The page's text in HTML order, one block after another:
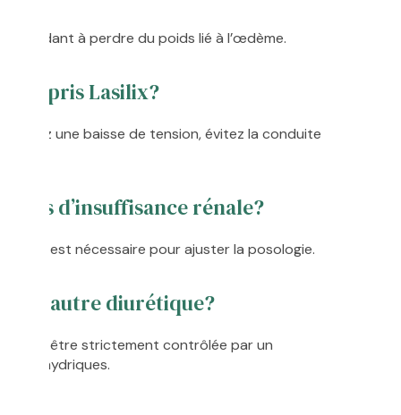
aidant à perdre du poids lié à l’œdème.
pris Lasilix?
une baisse de tension, évitez la conduite
cas d’insuffisance rénale?
rénale est nécessaire pour ajuster la posologie.
à un autre diurétique?
doit être strictement contrôlée par un
hydriques.